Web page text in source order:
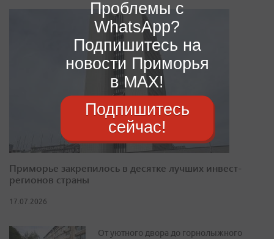
Приморье закрепилось в десятке лучших инвест-
регионов страны
17.07.2026
От уютного двора до горнолыжного
Проблемы с
WhatsApp?
Подпишитесь на
новости Приморья
в MAX!
Подпишитесь
сейчас!